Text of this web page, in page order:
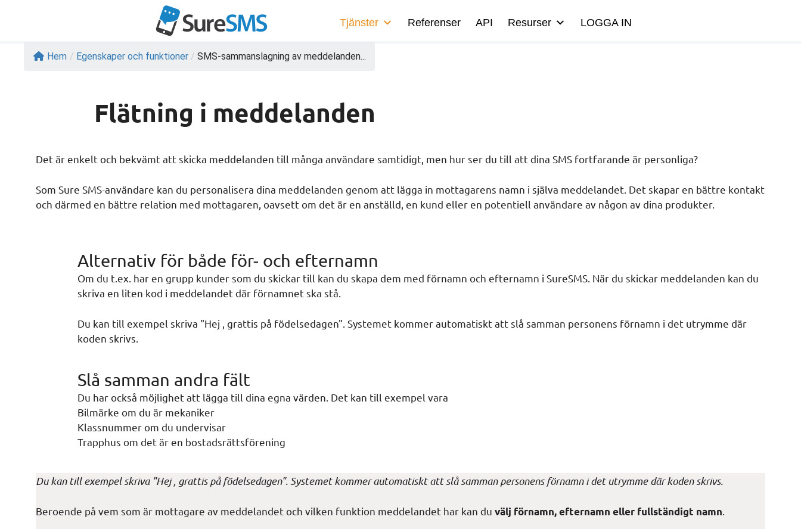
Tjänster Referenser API Resurser LOGGA IN
Hem / Egenskaper och funktioner / SMS-sammanslagning av meddelanden...
Flätning i meddelanden
Det är enkelt och bekvämt att skicka meddelanden till många användare samtidigt, men hur ser du till att dina SMS fortfarande är personliga?
Som Sure SMS-användare kan du personalisera dina meddelanden genom att lägga in mottagarens namn i själva meddelandet. Det skapar en bättre kontakt
och därmed en bättre relation med mottagaren, oavsett om det är en anställd, en kund eller en potentiell användare av någon av dina produkter.
Alternativ för både för- och efternamn
Om du t.ex. har en grupp kunder som du skickar till kan du skapa dem med förnamn och efternamn i SureSMS. När du skickar meddelanden kan du
skriva en liten kod i meddelandet där förnamnet ska stå.
Du kan till exempel skriva "Hej , grattis på födelsedagen". Systemet kommer automatiskt att slå samman personens förnamn i det utrymme där
koden skrivs.
Slå samman andra fält
Du har också möjlighet att lägga till dina egna värden. Det kan till exempel vara
Bilmärke om du är mekaniker
Klassnummer om du undervisar
Trapphus om det är en bostadsrättsförening
Du kan till exempel skriva "Hej , grattis på födelsedagen". Systemet kommer automatiskt att slå samman personens förnamn i det utrymme där koden skrivs.
Beroende på vem som är mottagare av meddelandet och vilken funktion meddelandet har kan du välj förnamn, efternamn eller fullständigt namn